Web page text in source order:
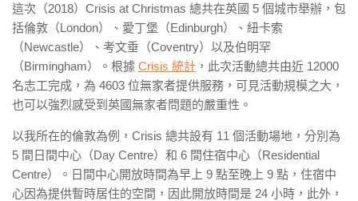
這次（2018）Crisis at Christmas 總共在英國 5 個城市舉辦，包
括倫敦（London）、愛丁堡（Edinburgh）、紐卡索
（Newcastle）、考文垂（Coventry）以及伯明罕
（Birmingham）。根據 Crisis 統計 ，此次活動總共由近 12000
名志工完成，為 4603 位無家者提供服務，可見活動規模之大，
也可以強烈感受到英國無家者問題的嚴重性。
以我所在的倫敦為例，Crisis 總共設有 11 個活動場地，分別為
5 間日間中心（Day Centre）和 6 間住宿中心（Residential
Centre）。日間中心開放時間為早上 9 點至晚上 9 點，住宿中
心因為提供暫時居住的空間，因此開放時間是 24 小時，此外，